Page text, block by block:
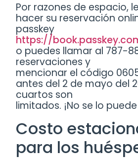
Por razones de espacio,
hacer su reservación
passkey
https://
o puedes llamar al 787-
reservaciones y
mencionar el código
antes del 2 de mayo del
cuartos son
limitados. ¡No se lo
Costo
para los